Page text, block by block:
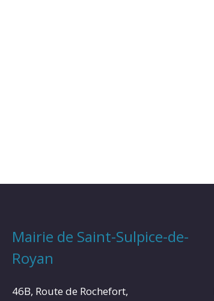
Mairie de Saint-Sulpice-de-
Royan
46B, Route de Rochefort,